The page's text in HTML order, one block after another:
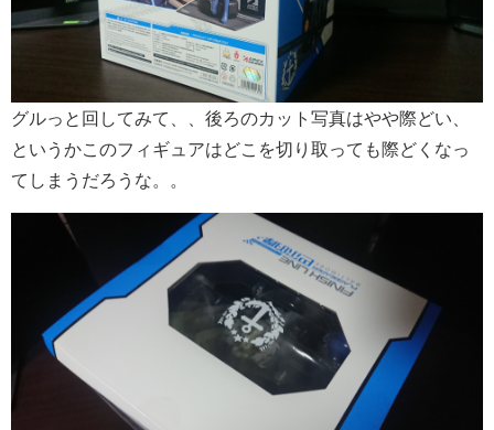
グルっと回してみて、、後ろのカット写真はやや際どい、
というかこのフィギュアはどこを切り取っても際どくなっ
てしまうだろうな。。